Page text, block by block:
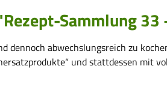
Sammlung 33
dennoch abwechslungsreich zu
und stattdessen mit